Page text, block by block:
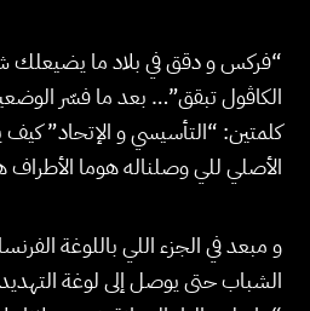
“فركس و دقق في بلاد ما يضيعلك
الكاڤول تبقق”… بعد ما فسّر
كلمتين: “التأسيسي و الإتحاد”
الأصلي للي وصلناله هوما
و مبعد في الجزء اللي باللوغة
الشباب حتى يوصل إلى لوغة